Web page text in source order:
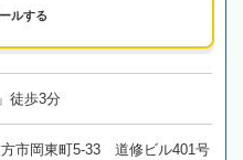
ルする
徒歩3分
市岡東町5-33 道修ビル401号